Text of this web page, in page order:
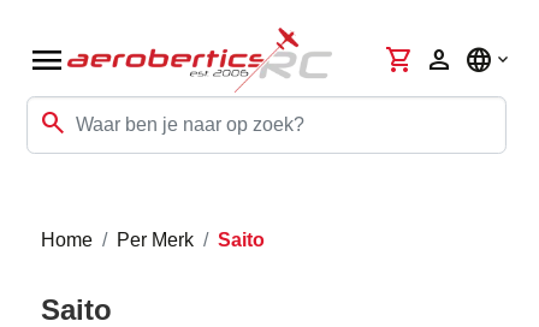
menu
search
shopping_cart person language
Home Per Merk Saito
Saito